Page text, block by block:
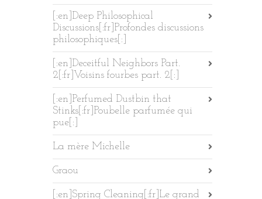
[:en]Deep Philosophical
Discussions[:fr]Profondes discussions
philosophiques[:]
[:en]Deceitful Neighbors Part.
2[:fr]Voisins fourbes part. 2[:]
[:en]Perfumed Dustbin that
Stinks[:fr]Poubelle parfumée qui
pue[:]
La mère Michelle
Graou
[:en]Spring Cleaning[:fr]Le grand